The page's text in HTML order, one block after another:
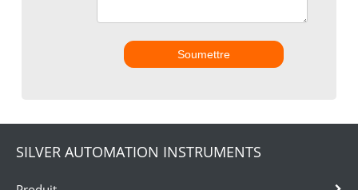
Soumettre
SILVER AUTOMATION INSTRUMENTS